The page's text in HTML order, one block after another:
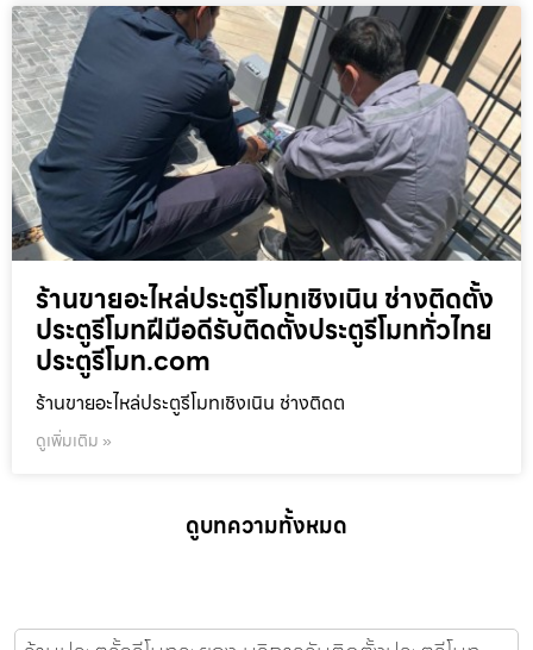
ร้านขายอะไหล่ประตูรีโมทเชิงเนิน ช่างติดตั้ง
ประตูรีโมทฝีมือดีรับติดตั้งประตูรีโมททั่วไทย
ประตูรีโมท.com
ร้านขายอะไหล่ประตูรีโมทเชิงเนิน ช่างติดต
ดูเพิ่มเติม »
ดูบทความทั้งหมด